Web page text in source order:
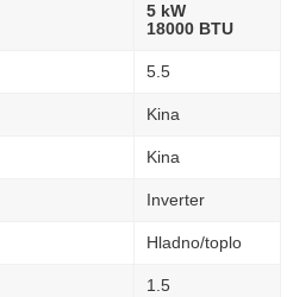
5 kW
18000 BTU
5.5
Kina
Kina
Inverter
Hladno/toplo
1.5